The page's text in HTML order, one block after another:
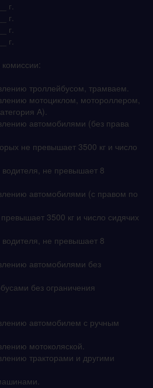
г.
г.
г.
г.
троллейбусом, трамваем.
мотоциклом, мотороллером,
А).
автомобилями (без права
не превышает 3500 кг и число
не превышает 8
автомобилями (с правом по
3500 кг и число сидячих
не превышает 8
автомобилями без
без ограничения
автомобилем с ручным
мотоколяской.
тракторами и другими